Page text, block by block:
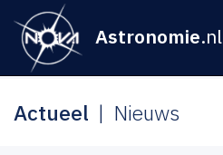
Astronomie.nl
Actueel Nieuws